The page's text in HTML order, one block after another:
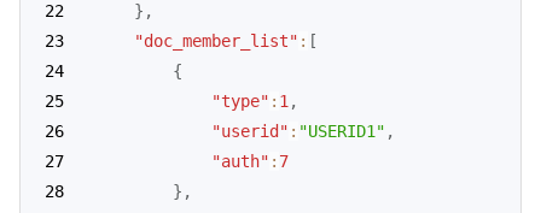
} ,
"doc_member_list" : [
{
"type" : 1 ,
"userid" : "USERID1" ,
"auth" : 7
} ,